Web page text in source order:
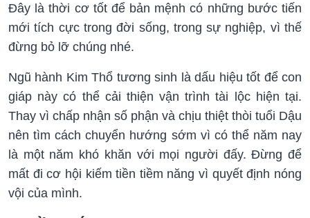
Đây là thời cơ tốt để bản mệnh có những bước tiến
mới tích cực trong đời sống, trong sự nghiệp, vì thế
đừng bỏ lỡ chúng nhé.
Ngũ hành Kim Thổ tương sinh là dấu hiệu tốt để con
giáp này có thể cải thiện vận trình tài lộc hiện tại.
Thay vì chấp nhận số phận và chịu thiệt thòi tuổi Dậu
nên tìm cách chuyển hướng sớm vì có thể năm nay
là một năm khó khăn với mọi người đấy. Đừng để
mất đi cơ hội kiếm tiền tiềm năng vì quyết định nóng
vội của mình.